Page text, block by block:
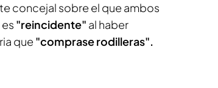
concejal sobre el que ambos
"reincidente" al haber
que "comprase rodilleras".